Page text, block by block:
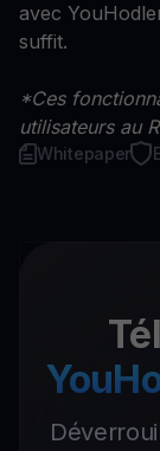
avec
suffit.
*Ces
utilisateurs au
Whitepaper